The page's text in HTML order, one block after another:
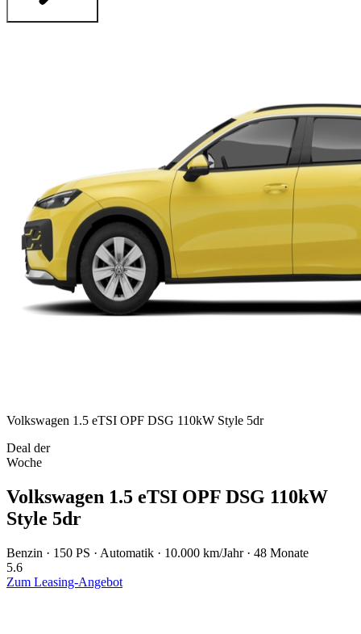
Volkswagen 1.5 eTSI OPF DSG 110kW Style 5dr
Deal der
Woche
Volkswagen 1.5 eTSI OPF DSG 110kW
Style 5dr
Benzin · 150 PS · Automatik · 10.000 km/Jahr · 48 Monate
5.6
Zum Leasing-Angebot